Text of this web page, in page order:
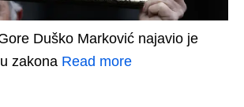
Duško Marković najavio je
zakona Read more